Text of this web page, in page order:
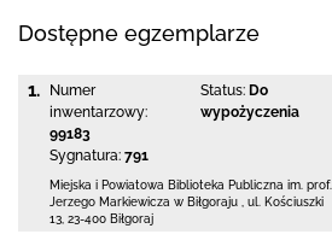
Dostępne egzemplarze
1.
Numer
inwentarzowy:
99183
Sygnatura: 791
Status: Do
wypożyczenia
Miejska i Powiatowa Biblioteka Publiczna im. prof.
Jerzego Markiewicza w Biłgoraju
ul. Kościuszki
13 23-400 Biłgoraj